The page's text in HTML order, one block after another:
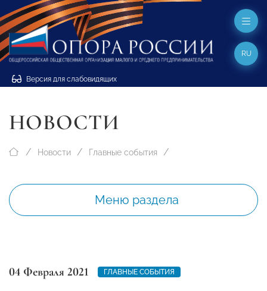
Версия для слабовидящих
RU
НОВОСТИ
Новости Главные события
Меню раздела
04 Февраля 2021 ГЛАВНЫЕ СОБЫТИЯ